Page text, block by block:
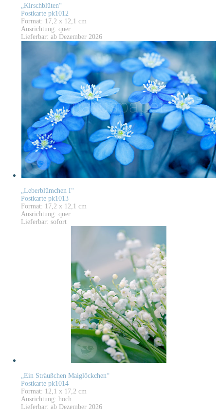
„Kirschblüten“
Postkarte pk1012
Format: 17,2 x 12,1 cm
Ausrichtung: quer
Lieferbar: ab Dezember 2026
„Leberblümchen I“
Postkarte pk1013
Format: 17,2 x 12,1 cm
Ausrichtung: quer
Lieferbar: sofort
„Ein Sträußchen Maiglöckchen“
Postkarte pk1014
Format: 12,1 x 17,2 cm
Ausrichtung: hoch
Lieferbar: ab Dezember 2026